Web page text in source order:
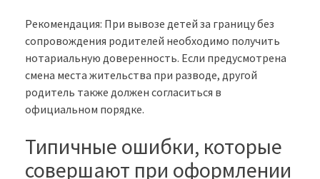
Рекомендация: При вывозе детей за границу без
сопровождения родителей необходимо получить
нотариальную доверенность. Если предусмотрена
смена места жительства при разводе, другой
родитель также должен согласиться в
официальном порядке.
Типичные ошибки, которые
совершают при оформлении